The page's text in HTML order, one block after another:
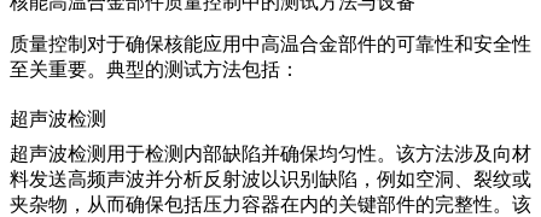
质量控制对于确保核能应用中高温合金部件的可靠性和安全性
至关重要。典型的测试方法包括：
超声波检测
超声波检测 用于检测内部缺陷并确保均匀性。该方法涉及向材
料发送高频声波并分析反射波以识别缺陷，例如空洞、裂纹或
夹杂物，从而确保包括压力容器在内的关键部件的完整性。该